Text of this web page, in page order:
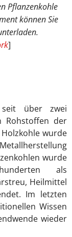
Pflanzenkohle
können Sie
]
seit über zwei
Rohstoffen der
wurde
wurde
als
Heilmittel
Im letzten
Wissen
wieder